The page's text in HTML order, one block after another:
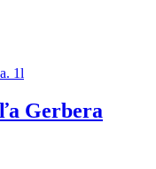
Gerbera